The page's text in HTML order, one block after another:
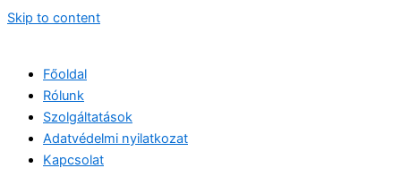
Skip to content
Főoldal
Rólunk
Szolgáltatások
Adatvédelmi nyilatkozat
Kapcsolat